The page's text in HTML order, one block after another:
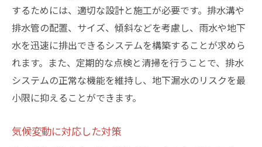
するためには、適切な設計と施工が必要です。排水溝や
排水管の配置、サイズ、傾斜などを考慮し、雨水や地下
水を迅速に排出できるシステムを構築することが求めら
れます。また、定期的な点検と清掃を行うことで、排水
システムの正常な機能を維持し、地下漏水のリスクを最
小限に抑えることができます。
気候変動に対応した対策